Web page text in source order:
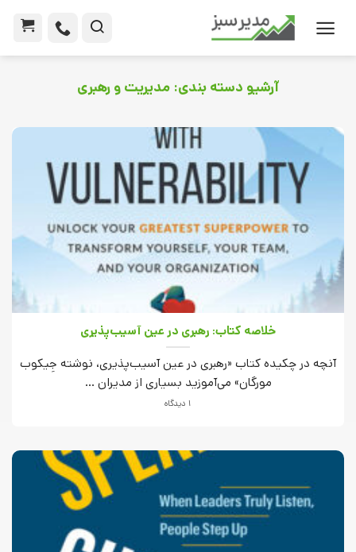
آرشیو دسته بندی: مدیریت و رهبری
خلاصه کتاب: رهبری در عین آسیب‌پذیری
آنچه در چکیده کتاب «رهبری در عین آسیب‌پذیری، نوشته جِیکوب
مورگان» می‌آموزید بسیاری از مدیران ...
1 دیدگاه